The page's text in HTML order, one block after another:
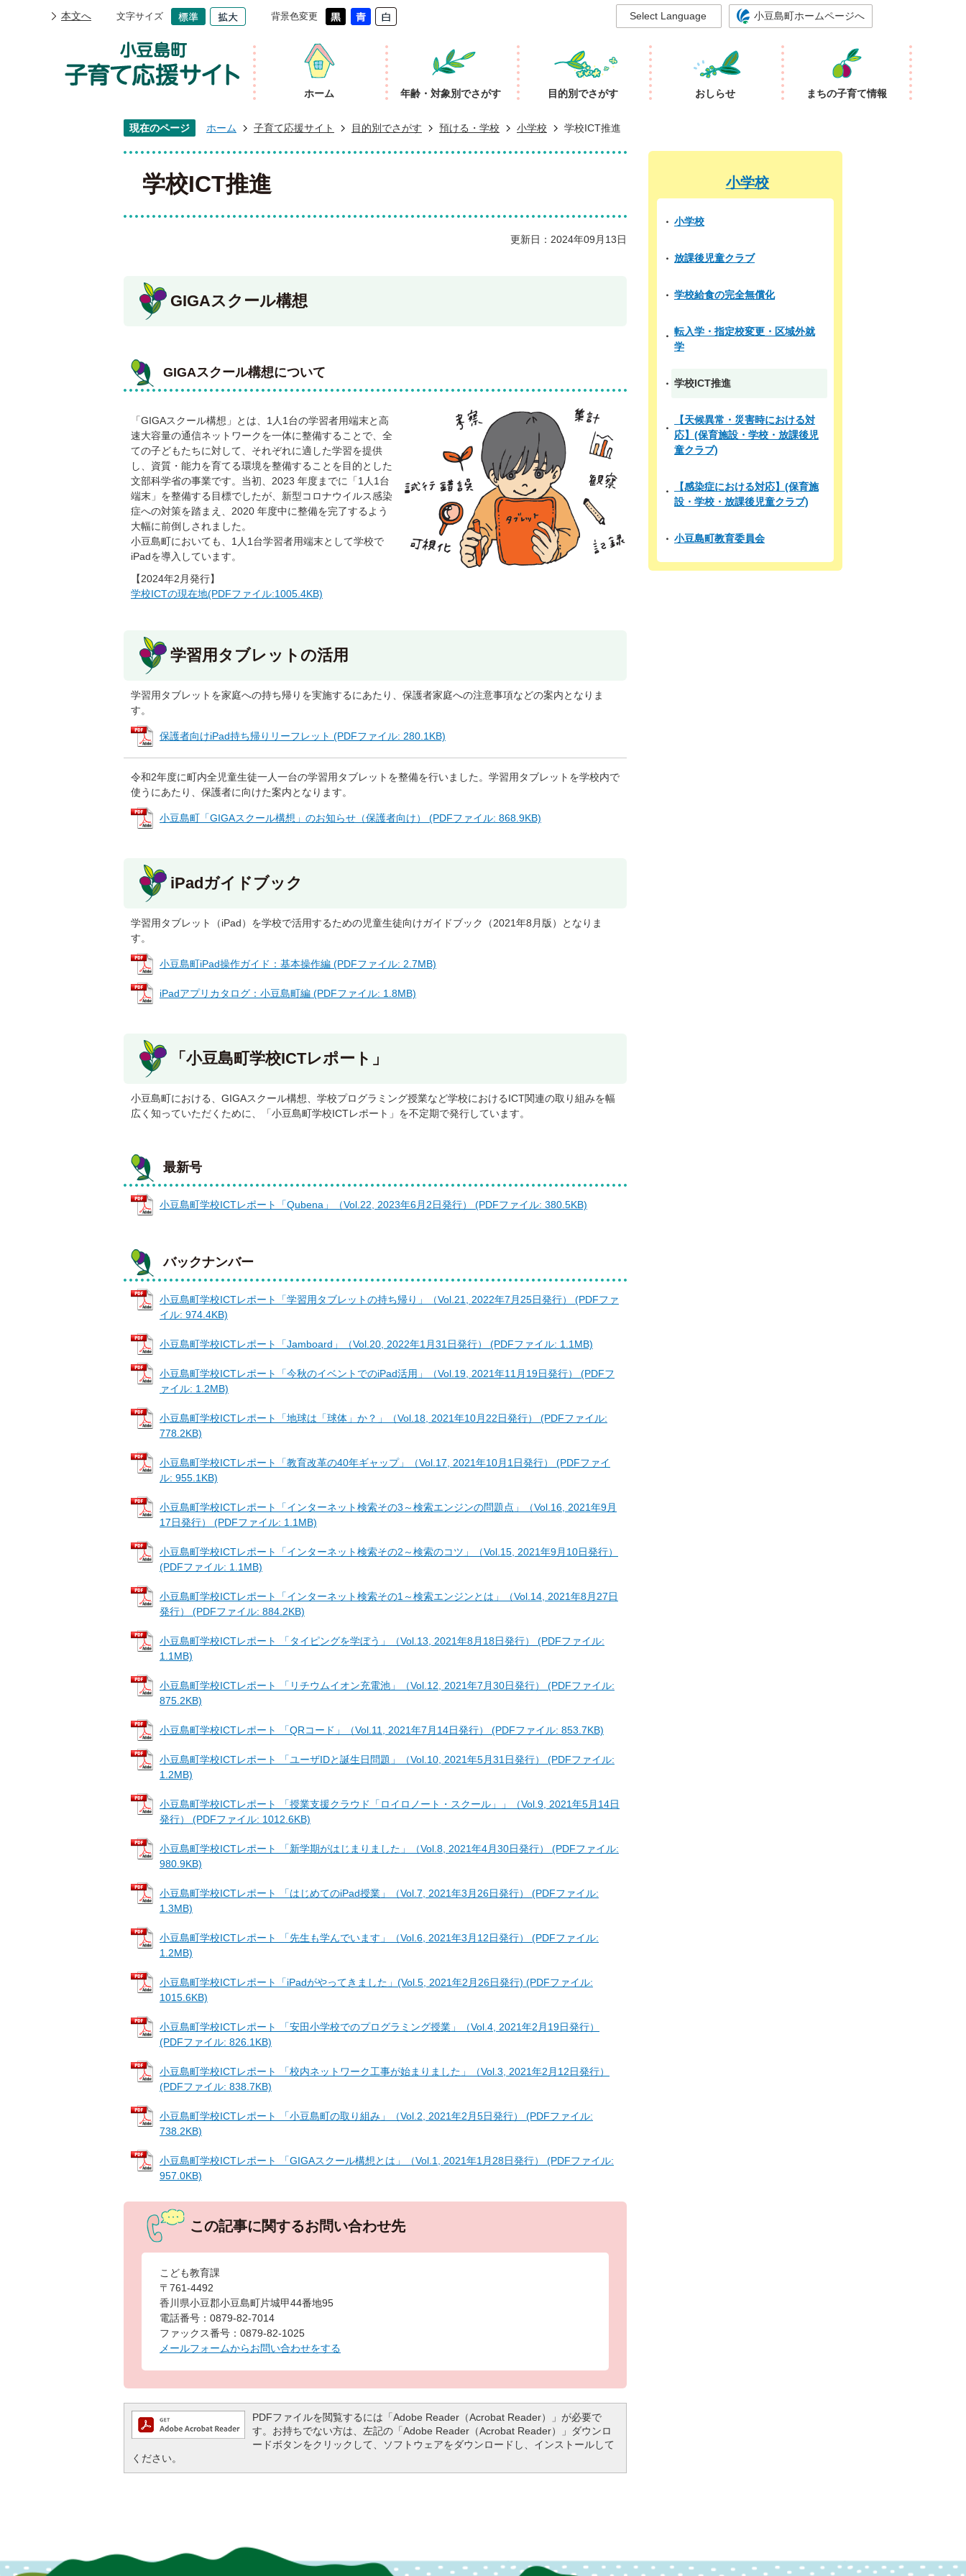
本文へ 文字サイズ 背景色変更 Select Language 小豆島町ホームページへ
ホーム 年齢・対象別でさがす 目的別でさがす おしらせ まちの子育て情報
現在のページ ホーム 子育て応援サイト 目的別でさがす 預ける・学校 小学校 学校ICT推進
学校ICT推進
更新日：2024年09月13日
GIGAスクール構想
GIGAスクール構想について
「GIGAスクール構想」とは、1人1台の学習者用端末と高
速大容量の通信ネットワークを一体に整備することで、全
ての子どもたちに対して、それぞれに適した学習を提供
し、資質・能力を育てる環境を整備することを目的とした
文部科学省の事業です。当初、2023 年度までに「1人1台
端末」を整備する目標でしたが、新型コロナウイルス感染
症への対策を踏まえ、2020 年度中に整備を完了するよう
大幅に前倒しされました。
小豆島町においても、1人1台学習者用端末として学校で
iPadを導入しています。
【2024年2月発行】
学校ICTの現在地(PDFファイル:1005.4KB)
学習用タブレットの活用
学習用タブレットを家庭への持ち帰りを実施するにあたり、保護者家庭への注意事項などの案内となりま
す。
保護者向けiPad持ち帰りリーフレット (PDFファイル: 280.1KB)
令和2年度に町内全児童生徒一人一台の学習用タブレットを整備を行いました。学習用タブレットを学校内で
使うにあたり、保護者に向けた案内となります。
小豆島町「GIGAスクール構想」のお知らせ（保護者向け） (PDFファイル: 868.9KB)
iPadガイドブック
学習用タブレット（iPad）を学校で活用するための児童生徒向けガイドブック（2021年8月版）となりま
す。
小豆島町iPad操作ガイド：基本操作編 (PDFファイル: 2.7MB)
iPadアプリカタログ：小豆島町編 (PDFファイル: 1.8MB)
「小豆島町学校ICTレポート」
小豆島町における、GIGAスクール構想、学校プログラミング授業など学校におけるICT関連の取り組みを幅
広く知っていただくために、「小豆島町学校ICTレポート」を不定期で発行しています。
最新号
小豆島町学校ICTレポート「Qubena」（Vol.22, 2023年6月2日発行） (PDFファイル: 380.5KB)
バックナンバー
小豆島町学校ICTレポート「学習用タブレットの持ち帰り」（Vol.21, 2022年7月25日発行） (PDFファ
イル: 974.4KB)
小豆島町学校ICTレポート「Jamboard」（Vol.20, 2022年1月31日発行） (PDFファイル: 1.1MB)
小豆島町学校ICTレポート「今秋のイベントでのiPad活用」（Vol.19, 2021年11月19日発行） (PDFフ
ァイル: 1.2MB)
小豆島町学校ICTレポート「地球は「球体」か？」（Vol.18, 2021年10月22日発行） (PDFファイル:
778.2KB)
小豆島町学校ICTレポート「教育改革の40年ギャップ」（Vol.17, 2021年10月1日発行） (PDFファイ
ル: 955.1KB)
小豆島町学校ICTレポート「インターネット検索その3～検索エンジンの問題点」（Vol.16, 2021年9月
17日発行） (PDFファイル: 1.1MB)
小豆島町学校ICTレポート「インターネット検索その2～検索のコツ」（Vol.15, 2021年9月10日発行）
(PDFファイル: 1.1MB)
小豆島町学校ICTレポート「インターネット検索その1～検索エンジンとは」（Vol.14, 2021年8月27日
発行） (PDFファイル: 884.2KB)
小豆島町学校ICTレポート 「タイピングを学ぼう」（Vol.13, 2021年8月18日発行） (PDFファイル:
1.1MB)
小豆島町学校ICTレポート 「リチウムイオン充電池」（Vol.12, 2021年7月30日発行） (PDFファイル:
875.2KB)
小豆島町学校ICTレポート 「QRコード」（Vol.11, 2021年7月14日発行） (PDFファイル: 853.7KB)
小豆島町学校ICTレポート 「ユーザIDと誕生日問題」（Vol.10, 2021年5月31日発行） (PDFファイル:
1.2MB)
小豆島町学校ICTレポート 「授業支援クラウド「ロイロノート・スクール」」（Vol.9, 2021年5月14日
発行） (PDFファイル: 1012.6KB)
小豆島町学校ICTレポート 「新学期がはじまりました」（Vol.8, 2021年4月30日発行） (PDFファイル:
980.9KB)
小豆島町学校ICTレポート 「はじめてのiPad授業」（Vol.7, 2021年3月26日発行） (PDFファイル:
1.3MB)
小豆島町学校ICTレポート 「先生も学んでいます」（Vol.6, 2021年3月12日発行） (PDFファイル:
1.2MB)
小豆島町学校ICTレポート「iPadがやってきました」(Vol.5, 2021年2月26日発行) (PDFファイル:
1015.6KB)
小豆島町学校ICTレポート 「安田小学校でのプログラミング授業」（Vol.4, 2021年2月19日発行）
(PDFファイル: 826.1KB)
小豆島町学校ICTレポート 「校内ネットワーク工事が始まりました」（Vol.3, 2021年2月12日発行）
(PDFファイル: 838.7KB)
小豆島町学校ICTレポート 「小豆島町の取り組み」（Vol.2, 2021年2月5日発行） (PDFファイル:
738.2KB)
小豆島町学校ICTレポート 「GIGAスクール構想とは」（Vol.1, 2021年1月28日発行） (PDFファイル:
957.0KB)
この記事に関するお問い合わせ先
こども教育課
〒761-4492
香川県小豆郡小豆島町片城甲44番地95
電話番号：0879-82-7014
ファックス番号：0879-82-1025
メールフォームからお問い合わせをする
PDFファイルを閲覧するには「Adobe Reader（Acrobat Reader）」が必要で
す。お持ちでない方は、左記の「Adobe Reader（Acrobat Reader）」ダウンロ
ードボタンをクリックして、ソフトウェアをダウンロードし、インストールして
ください。
小学校
小学校
放課後児童クラブ
学校給食の完全無償化
転入学・指定校変更・区域外就
学
学校ICT推進
【天候異常・災害時における対
応】(保育施設・学校・放課後児
童クラブ)
【感染症における対応】(保育施
設・学校・放課後児童クラブ)
小豆島町教育委員会